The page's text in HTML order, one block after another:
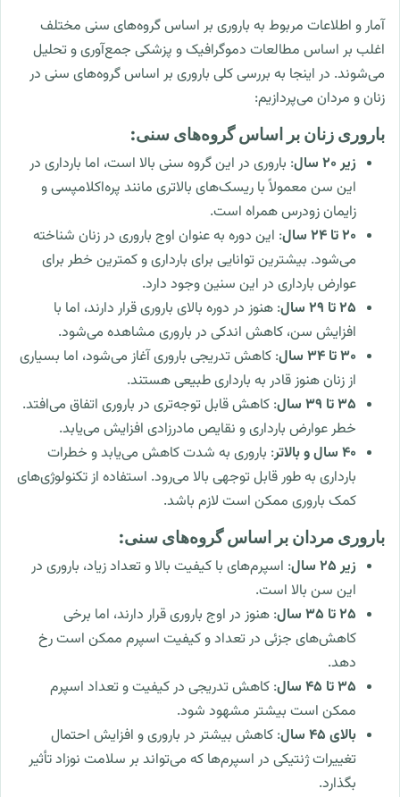
آمار و اطلاعات مربوط به باروری بر اساس گروه‌های سنی مختلف
اغلب بر اساس مطالعات دموگرافیک و پزشکی جمع‌آوری و تحلیل
می‌شوند. در اینجا به بررسی کلی باروری بر اساس گروه‌های سنی در
زنان و مردان می‌پردازیم:
باروری زنان بر اساس گروه‌های سنی:
زیر 20 سال
: باروری در این گروه سنی بالا است، اما بارداری در
این سن معمولاً با ریسک‌های بالاتری مانند پره‌اکلامپسی و
زایمان زودرس همراه است.
20 تا 24 سال
: این دوره به عنوان اوج باروری در زنان شناخته
می‌شود. بیشترین توانایی برای بارداری و کمترین خطر برای
عوارض بارداری در این سنین وجود دارد.
25 تا 29 سال
: هنوز در دوره بالای باروری قرار دارند، اما با
افزایش سن، کاهش اندکی در باروری مشاهده می‌شود.
30 تا 34 سال
: کاهش تدریجی باروری آغاز می‌شود، اما بسیاری
از زنان هنوز قادر به بارداری طبیعی هستند.
35 تا 39 سال
: کاهش قابل توجه‌تری در باروری اتفاق می‌افتد.
خطر عوارض بارداری و نقایص مادرزادی افزایش می‌یابد.
40 سال و بالاتر
: باروری به شدت کاهش می‌یابد و خطرات
بارداری به طور قابل توجهی بالا می‌رود. استفاده از تکنولوژی‌های
کمک باروری ممکن است لازم باشد.
باروری مردان بر اساس گروه‌های سنی:
زیر 25 سال
: اسپرم‌های با کیفیت بالا و تعداد زیاد، باروری در
این سن بالا است.
25 تا 35 سال
: هنوز در اوج باروری قرار دارند، اما برخی
کاهش‌های جزئی در تعداد و کیفیت اسپرم ممکن است رخ
دهد.
35 تا 45 سال
: کاهش تدریجی در کیفیت و تعداد اسپرم
ممکن است بیشتر مشهود شود.
بالای 45 سال
: کاهش بیشتر در باروری و افزایش احتمال
تغییرات ژنتیکی در اسپرم‌ها که می‌تواند بر سلامت نوزاد تأثیر
بگذارد.